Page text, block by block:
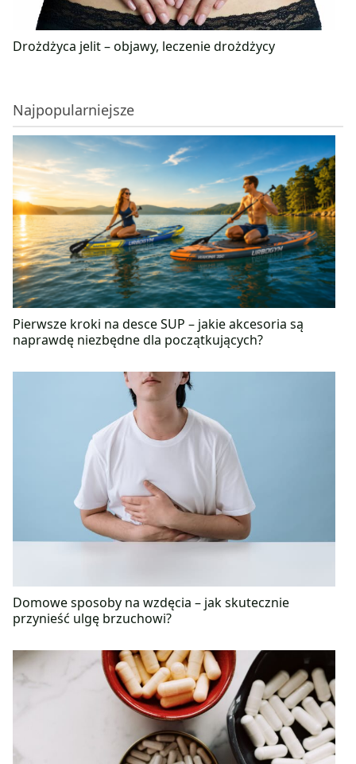
Drożdżyca jelit – objawy, leczenie drożdżycy
Najpopularniejsze
Pierwsze kroki na desce SUP – jakie akcesoria są
naprawdę niezbędne dla początkujących?
Domowe sposoby na wzdęcia – jak skutecznie
przynieść ulgę brzuchowi?